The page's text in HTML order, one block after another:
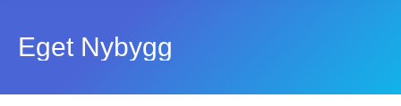
Eget Nybygg